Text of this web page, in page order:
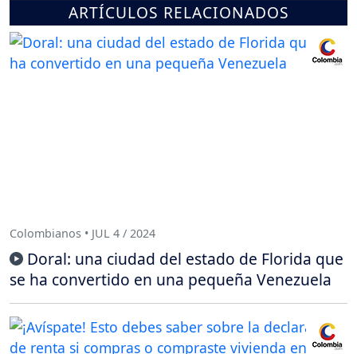
ARTÍCULOS RELACIONADOS
Colombianos • JUL 4 / 2024
Doral: una ciudad del estado de Florida que
se ha convertido en una pequeña Venezuela